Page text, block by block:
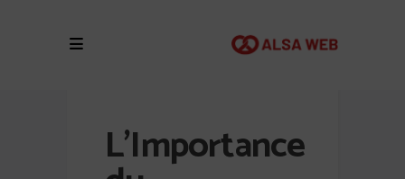
L’Importance